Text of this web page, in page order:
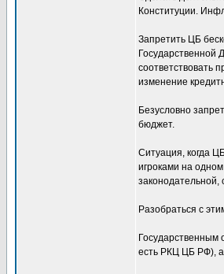
Конституции.
Запретить ЦБ
Государственной
соответствовать
изменение
Безусловно
бюджет.
Ситуация, когда
игроками на
законодательной,
Разобраться с
Государственным
есть РКЦ ЦБ РФ), а